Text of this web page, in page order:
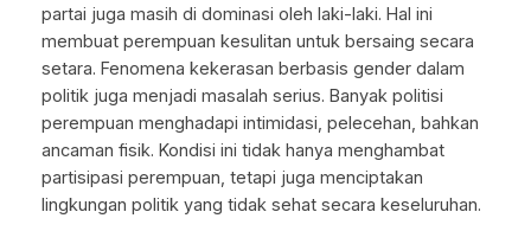
partai juga masih di dominasi oleh laki-laki. Hal ini
membuat perempuan kesulitan untuk bersaing secara
setara. Fenomena kekerasan berbasis gender dalam
politik juga menjadi masalah serius. Banyak politisi
perempuan menghadapi intimidasi, pelecehan, bahkan
ancaman fisik. Kondisi ini tidak hanya menghambat
partisipasi perempuan, tetapi juga menciptakan
lingkungan politik yang tidak sehat secara keseluruhan.